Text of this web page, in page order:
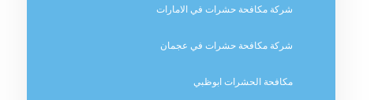
شركة مكافحة حشرات في الامارات
شركة مكافحة حشرات في عجمان
مكافحة الحشرات ابوظبي